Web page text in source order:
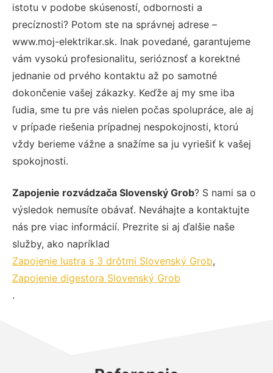
istotu v podobe skúseností, odbornosti a
precíznosti? Potom ste na správnej adrese –
www.moj-elektrikar.sk. Inak povedané, garantujeme
vám vysokú profesionalitu, serióznosť a korektné
jednanie od prvého kontaktu až po samotné
dokončenie vašej zákazky. Keďže aj my sme iba
ľudia, sme tu pre vás nielen počas spolupráce, ale aj
v prípade riešenia prípadnej nespokojnosti, ktorú
vždy berieme vážne a snažíme sa ju vyriešiť k vašej
spokojnosti.
Zapojenie rozvádzača Slovenský Grob? S nami sa o
výsledok nemusíte obávať. Neváhajte a kontaktujte
nás pre viac informácií. Prezrite si aj ďalšie naše
služby, ako napríklad
Zapojenie lustra s 3 drôtmi Slovenský Grob,
Zapojenie digestora Slovenský Grob
.